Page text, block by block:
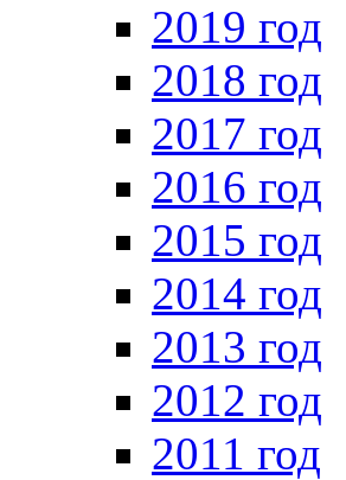
2019 год
2018 год
2017 год
2016 год
2015 год
2014 год
2013 год
2012 год
2011 год